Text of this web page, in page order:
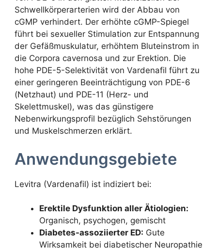
Schwellkörperarterien wird der Abbau von
cGMP verhindert. Der erhöhte cGMP-Spiegel
führt bei sexueller Stimulation zur Entspannung
der Gefäßmuskulatur, erhöhtem Bluteinstrom in
die Corpora cavernosa und zur Erektion. Die
hohe PDE-5-Selektivität von Vardenafil führt zu
einer geringeren Beeinträchtigung von PDE-6
(Netzhaut) und PDE-11 (Herz- und
Skelettmuskel), was das günstigere
Nebenwirkungsprofil bezüglich Sehstörungen
und Muskelschmerzen erklärt.
Anwendungsgebiete
Levitra (Vardenafil) ist indiziert bei:
Erektile Dysfunktion aller Ätiologien:
Organisch, psychogen, gemischt
Diabetes-assoziierter ED: Gute
Wirksamkeit bei diabetischer Neuropathie